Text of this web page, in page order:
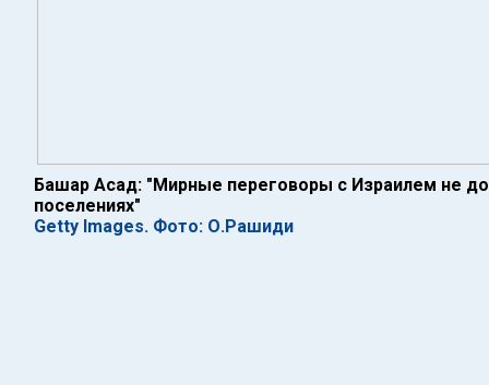
Башар Асад: "Мирные переговоры с Израилем не
поселениях"
Getty Images. Фото: О.Рашиди